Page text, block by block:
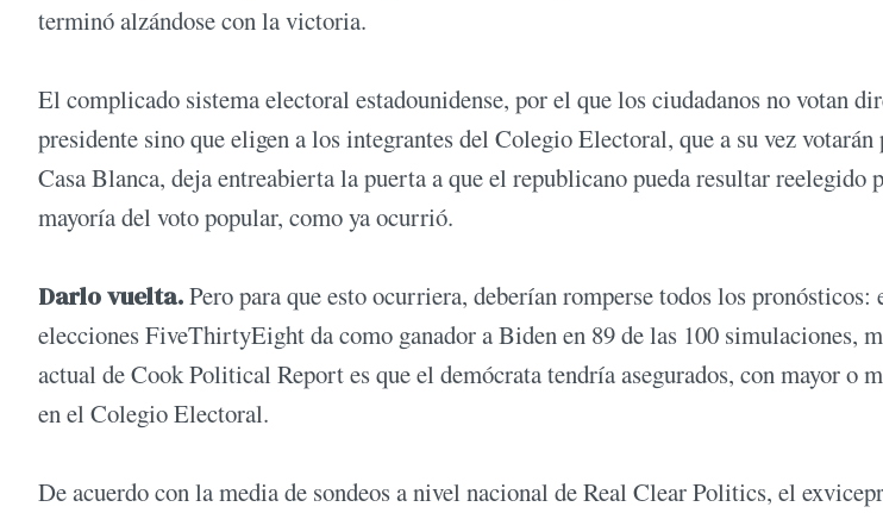
terminó alzándose con la victoria.
El complicado sistema electoral estadounidense, por el que los ciudadanos no votan
presidente sino que eligen a los integrantes del Colegio Electoral, que a su vez
Casa Blanca, deja entreabierta la puerta a que el republicano pueda resultar reelegido
mayoría del voto popular, como ya ocurrió.
Darlo vuelta.Pero para que esto ocurriera, deberían romperse todos los
elecciones FiveThirtyEight da como ganador a Biden en 89 de las 100 simulaciones,
actual de Cook Political Report es que el demócrata tendría asegurados, con mayor o
en el Colegio Electoral.
De acuerdo con la media de sondeos a nivel nacional de Real Clear Politics, el